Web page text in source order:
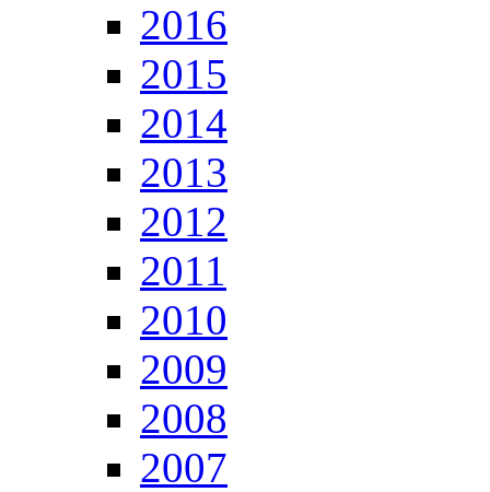
2016
2015
2014
2013
2012
2011
2010
2009
2008
2007